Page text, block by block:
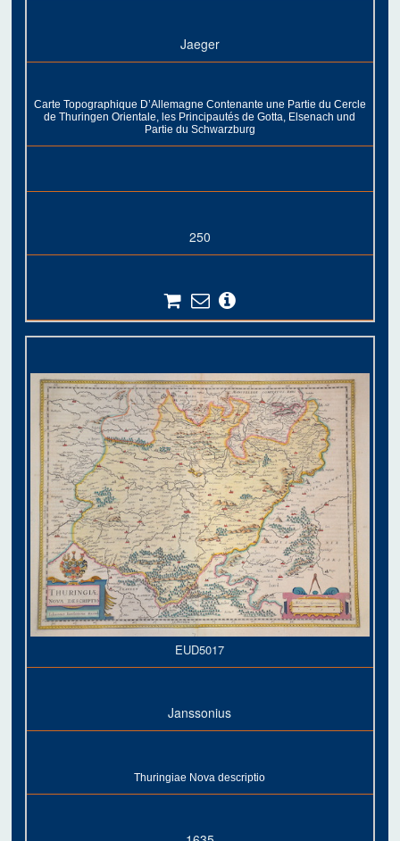
Jaeger
Carte Topographique D’Allemagne Contenante une Partie du Cercle
de Thuringen Orientale, les Principautés de Gotta, Elsenach und
Partie du Schwarzburg
250
EUD5017
Janssonius
Thuringiae Nova descriptio